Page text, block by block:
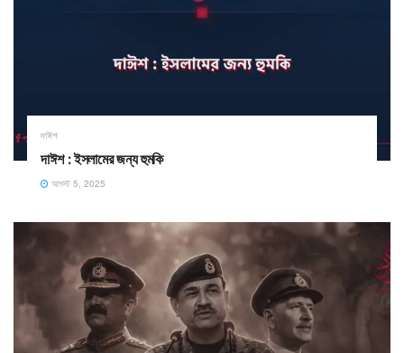
দাঈশ
দাঈশ : ইসলামের জন্য হুমকি
আগস্ট 5, 2025